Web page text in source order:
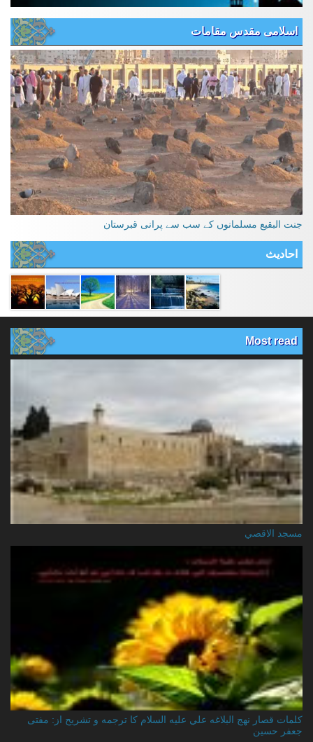
اسلامی مقدس مقامات
جنت البقیع مسلمانوں کے سب سے پرانی قبرستان
احادیث
Most read
مسجد الاقصي
کلمات قصار نهج البلاغه علي عليه السلام کا ترجمه و تشریح از: مفتی
جعفر حسین